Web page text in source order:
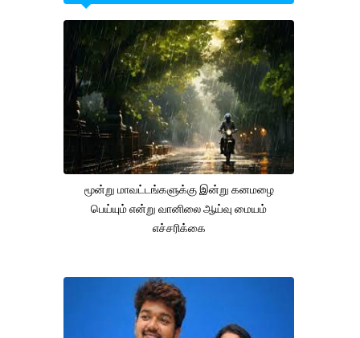
மூன்று மாவட்டங்களுக்கு இன்று கனமழை
பெய்யும் என்று வானிலை ஆய்வு மையம்
எச்சரிக்கை